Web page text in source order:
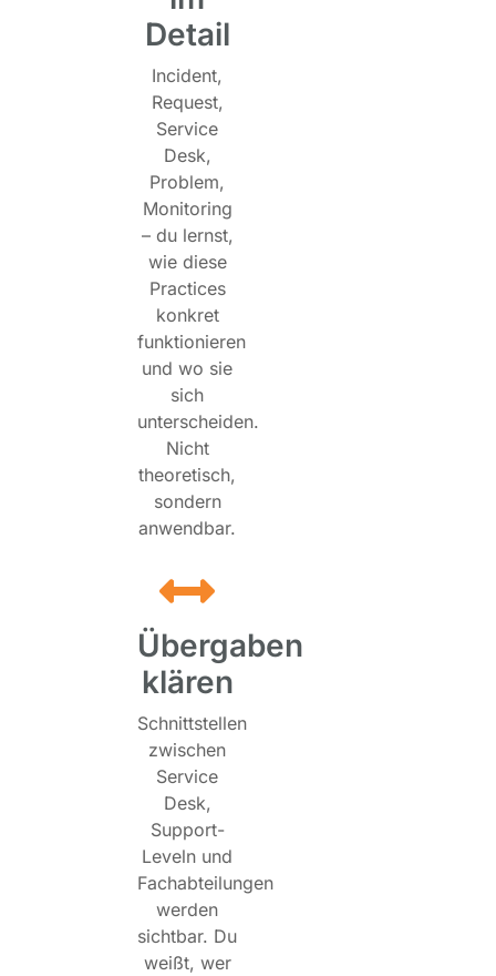
Detail
Incident,
Request,
Service
Desk,
Problem,
Monitoring
– du lernst,
wie diese
Practices
konkret
funktionieren
und wo sie
sich
unterscheiden.
Nicht
theoretisch,
sondern
anwendbar.
Übergaben
klären
Schnittstellen
zwischen
Service
Desk,
Support-
Leveln und
Fachabteilungen
werden
sichtbar. Du
weißt, wer